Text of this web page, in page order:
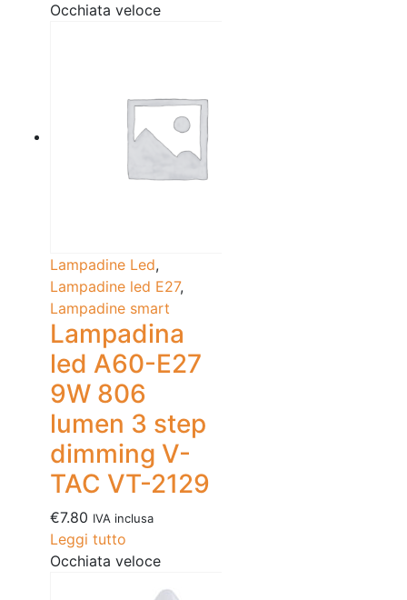
Occhiata veloce
Lampadine Led,
Lampadine led E27,
Lampadine smart
Lampadina
led A60-E27
9W 806
lumen 3 step
dimming V-
TAC VT-2129
€7.80 IVA inclusa
Leggi tutto
Occhiata veloce